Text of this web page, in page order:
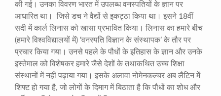
की गई। उनका विवरण भारत में उपलब्ध वनस्पतियों के ज्ञान पर
आधारित था। जिसे डच ने वैद्यों से इकट्ठा किया था। इसने 18वीं
सदी में कार्ल लिनास को खासा प्रभावित किया। लिनास का हमारे बीच
(हमारे विश्वविद्यालयों में) ‘वनस्पति विज्ञान के संस्थापक’ के तौर पर
प्रचार किया गया। उनसे पहले के पौधों के इतिहास के ज्ञान और उनके
इस्तेमाल को विशेषकर हमारे जैसे देशों के तथाकथित उच्च शिक्षा
संस्थानों में नहीं पढ़ाया गया। इसके अलावा नोमेनकल्चर अब लैटिन में
शिफ्ट हो गया है, जो लोगों के दिमाग में बिठाता है कि पौधों का शोध और